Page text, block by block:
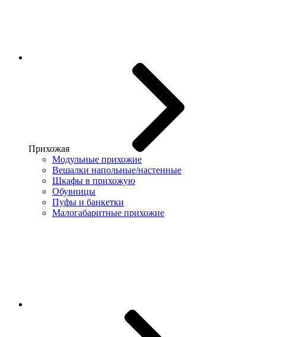
Прихожая
Модульные прихожие
Вешалки напольные/настенные
Шкафы в прихожую
Обувницы
Пуфы и банкетки
Малогабаритные прихожие